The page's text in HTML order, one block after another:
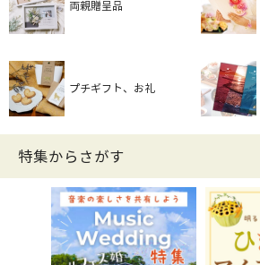
両親贈呈品
プチギフト、お礼
特集からさがす